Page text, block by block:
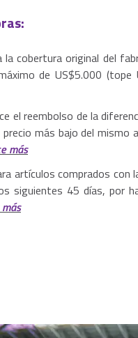
la cobertura original del
de US$5.000 (tope
el reembolso de la
más bajo del mismo
más
artículos comprados con
siguientes 45 días, por